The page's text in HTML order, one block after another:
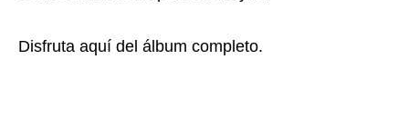
Disfruta aquí del álbum completo.